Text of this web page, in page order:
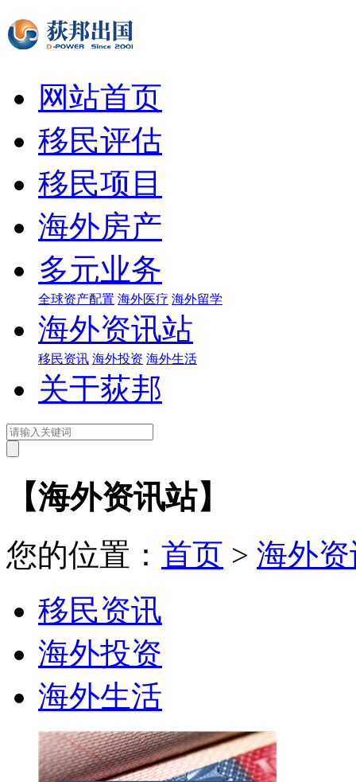
网站首页
移民评估
移民项目
海外房产
多元业务
全球资产配置 海外医疗 海外留学
海外资讯站
移民资讯 海外投资 海外生活
关于荻邦
【海外资讯站】
您的位置： 首页 > 海外
移民资讯
海外投资
海外生活